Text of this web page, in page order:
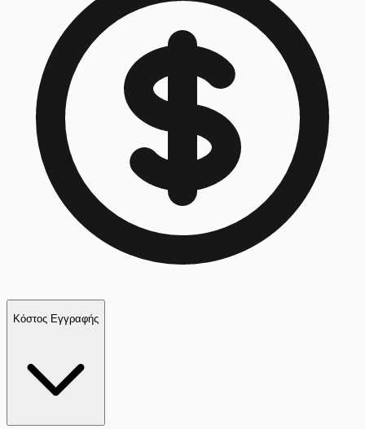
Κόστος Εγγραφής